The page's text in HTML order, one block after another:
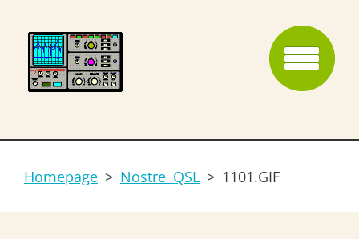
Homepage > Nostre QSL > 1101.GIF